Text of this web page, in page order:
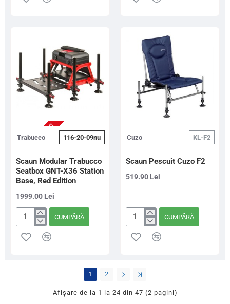
Station
Edition
NU ESTE IN STOC
Trabucco 116-20-09nu
Scaun Modular Trabucco
Seatbox GNT-X36 Station
Base, Red Edition
1999.00 Lei
Scaun
Trabucco
CUMPĂRĂ
Cuzo KL-F2
Scaun Pescuit Cuzo F2
519.90 Lei
Scaun
Cuzo
CUMPĂRĂ
1 2
Afişare de la 1 la 24 din 47 (2 pagini)